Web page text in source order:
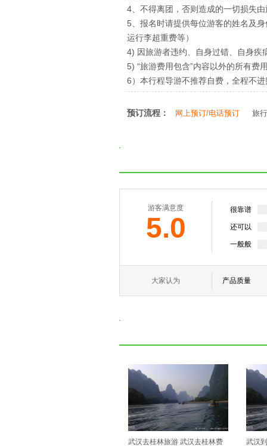
4、不得离团，否则造成的一切损失
5、报名时请提供每位游客的姓名及
运行李超重费等）
4) 因旅游者违约、自身过错、自身疾
5) “旅游费用包含”内容以外的所有费
6）本行程导游不推荐自费，全程不
预订流程： 网上预订/电话预订 旅
游客满意度
5.0
很靠谱
还可以
一般般
大家认为 产品质量
武汉去桂林旅游 武汉去桂林费 武汉